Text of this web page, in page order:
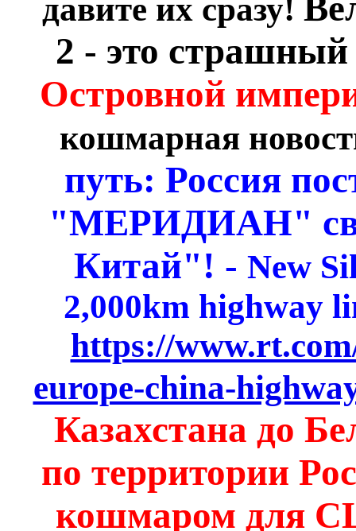
давите их сразу!
2 - это
Островной
кошмарная
путь: Россия
"МЕРИДИАН"
Китай"! - New
2,000km highway
https://
europe-china-
Казахстана до
по территории
кошмаром для